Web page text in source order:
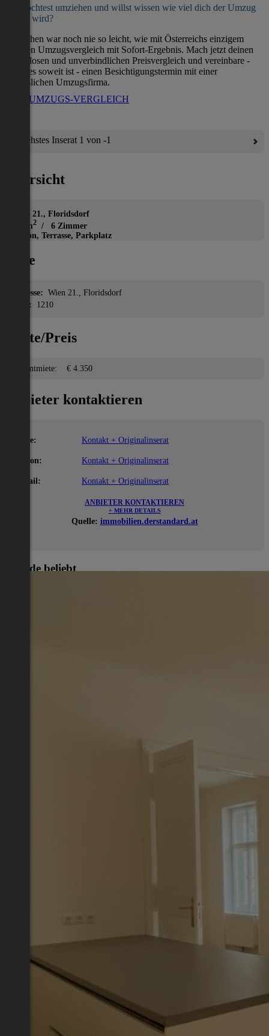
Du möchtest umziehen und willst wissen wie viel dich der Umzug
kosten wird?
Umziehen war noch nie so leicht, wie mit Österreichs einzigem
direkten Umzugsvergleich mit Sofort-Ergebnis. Mach jetzt deinen
kostenlosen und unverbindlichen Preisvergleich und vereinbare -
wenn es soweit ist - einen Besichtigungstermin mit einer
verlässlichen Umzugsfirma.
ZUM UMZUGS-VERGLEICH
Nächstes Inserat 1 von -1
Übersicht
Wien 21., Floridsdorf
308 m2 / 6 Zimmer
Balkon, Terrasse, Parkplatz
Lage
Adresse: Wien 21., Floridsdorf
PLZ:
1210
Miete/Preis
Gesamtmiete: € 4.350
Anbieter kontaktieren
Name: Kontakt + Originalinserat
Telefon: Kontakt + Originalinserat
E-Mail: Kontakt + Originalinserat
ANBIETER KONTAKTIEREN
+ MEHR DETAILS
Quelle: immobilien.derstandard.at
Gerade beliebt